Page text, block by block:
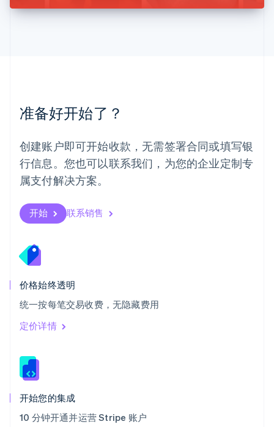
准备好开始了？
创建账户即可开始收款，无需签署合同或填写银
行信息。您也可以联系我们，为您的企业定制专
属支付解决方案。
开始 联系销售
价格始终透明
统一按每笔交易收费，无隐藏费用
定价详情
开始您的集成
10 分钟开通并运营 Stripe 账户
美国
日本
日本語English
SvenskaEnglish
瑞士
DeutschFrançais ItalianoEnglish
塞浦路斯
斯洛伐克
English
English
泰国
ไทย
希腊
English
西班牙
Español
新加坡
新西兰
匈牙利
English
ItalianoEnglish